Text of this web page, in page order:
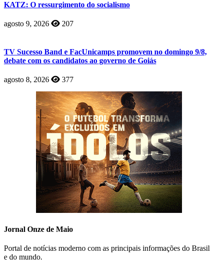
KATZ: O ressurgimento do socialismo
agosto 9, 2026 207
TV Sucesso Band e FacUnicamps promovem no domingo 9/8,
debate com os candidatos ao governo de Goiás
agosto 8, 2026 377
Jornal Onze de Maio
Portal de notícias moderno com as principais informações do Brasil
e do mundo.